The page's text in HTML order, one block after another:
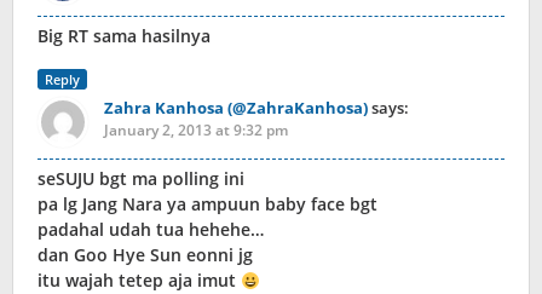
Big RT sama hasilnya
Reply
Zahra Kanhosa (@ZahraKanhosa)says:
January 2, 2013 at 9:32 pm
seSUJU bgt ma polling ini
pa lg Jang Nara ya ampuun baby face bgt
padahal udah tua hehehe…
dan Goo Hye Sun eonni jg
itu wajah tetep aja imut